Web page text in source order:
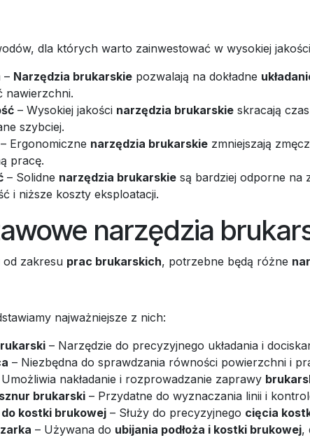
dla których warto zainwestować w wysokiej jakości
– Narzędzia brukarskie pozwalają na dokładne
nawierzchni.
– Wysokiej jakości narzędzia brukarskie skracają
szybciej.
– Ergonomiczne narzędzia brukarskie zmniejszają
pracę.
– Solidne narzędzia brukarskie są bardziej odporne na
i niższe koszty eksploatacji.
narzędzia
od zakresu prac brukarskich, potrzebne będą różne
najważniejsze z nich:
– Narzędzie do precyzyjnego układania i
– Niezbędna do sprawdzania równości powierzchni i
nakładanie i rozprowadzanie zaprawy
brukarski – Przydatne do wyznaczania linii i
kostki brukowej – Służy do precyzyjnego cięcia
– Używana do ubijania podłoża i kostki brukowej,